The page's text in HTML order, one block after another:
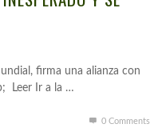
firma una alianza con
Leer Ir a la …
0 Comments